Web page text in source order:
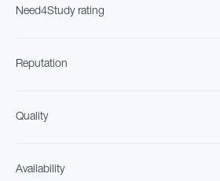
Need4Study rating
Reputation
Quality
Availability